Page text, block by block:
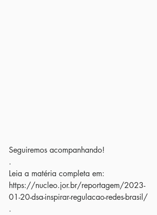
Seguiremos acompanhando!
.
Leia a matéria completa em:
https://nucleo.jor.br/reportagem/2023-
01-20-dsa-inspirar-regulacao-redes-brasil/
.